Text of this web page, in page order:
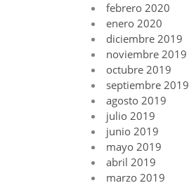
febrero 2020
enero 2020
diciembre 2019
noviembre 2019
octubre 2019
septiembre 2019
agosto 2019
julio 2019
junio 2019
mayo 2019
abril 2019
marzo 2019